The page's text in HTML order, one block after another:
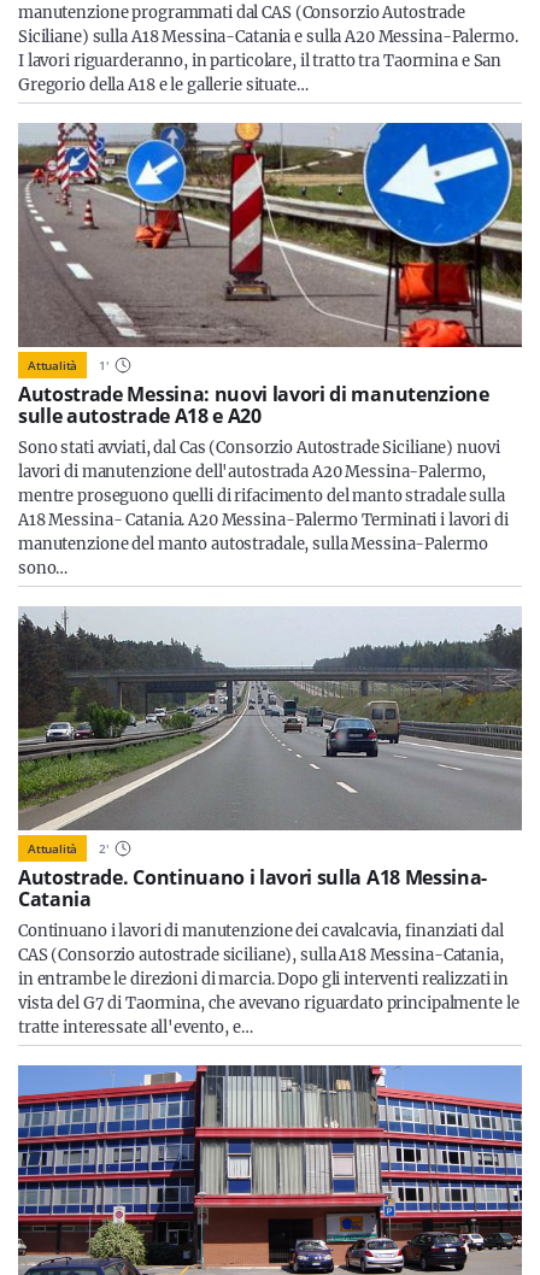
manutenzione programmati dal CAS (Consorzio Autostrade
Siciliane) sulla A18 Messina-Catania e sulla A20 Messina-Palermo.
I lavori riguarderanno, in particolare, il tratto tra Taormina e San
Gregorio della A18 e le gallerie situate…
Attualità 1'
Autostrade Messina: nuovi lavori di manutenzione
sulle autostrade A18 e A20
Sono stati avviati, dal Cas (Consorzio Autostrade Siciliane) nuovi
lavori di manutenzione dell'autostrada A20 Messina-Palermo,
mentre proseguono quelli di rifacimento del manto stradale sulla
A18 Messina- Catania. A20 Messina-Palermo Terminati i lavori di
manutenzione del manto autostradale, sulla Messina-Palermo
sono…
Attualità 2'
Autostrade. Continuano i lavori sulla A18 Messina-
Catania
Continuano i lavori di manutenzione dei cavalcavia, finanziati dal
CAS (Consorzio autostrade siciliane), sulla A18 Messina-Catania,
in entrambe le direzioni di marcia. Dopo gli interventi realizzati in
vista del G7 di Taormina, che avevano riguardato principalmente le
tratte interessate all'evento, e…